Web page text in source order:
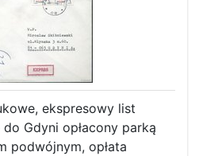
ekspresowy list
Gdyni opłacony parką
podwójnym, opłata